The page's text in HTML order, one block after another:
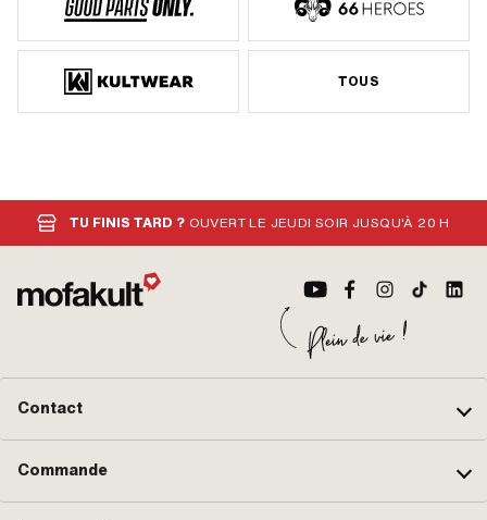
TOUS
TU FINIS TARD ? OUVERT LE JEUDI SOIR JUSQU'À 20 H
Contact
Commande